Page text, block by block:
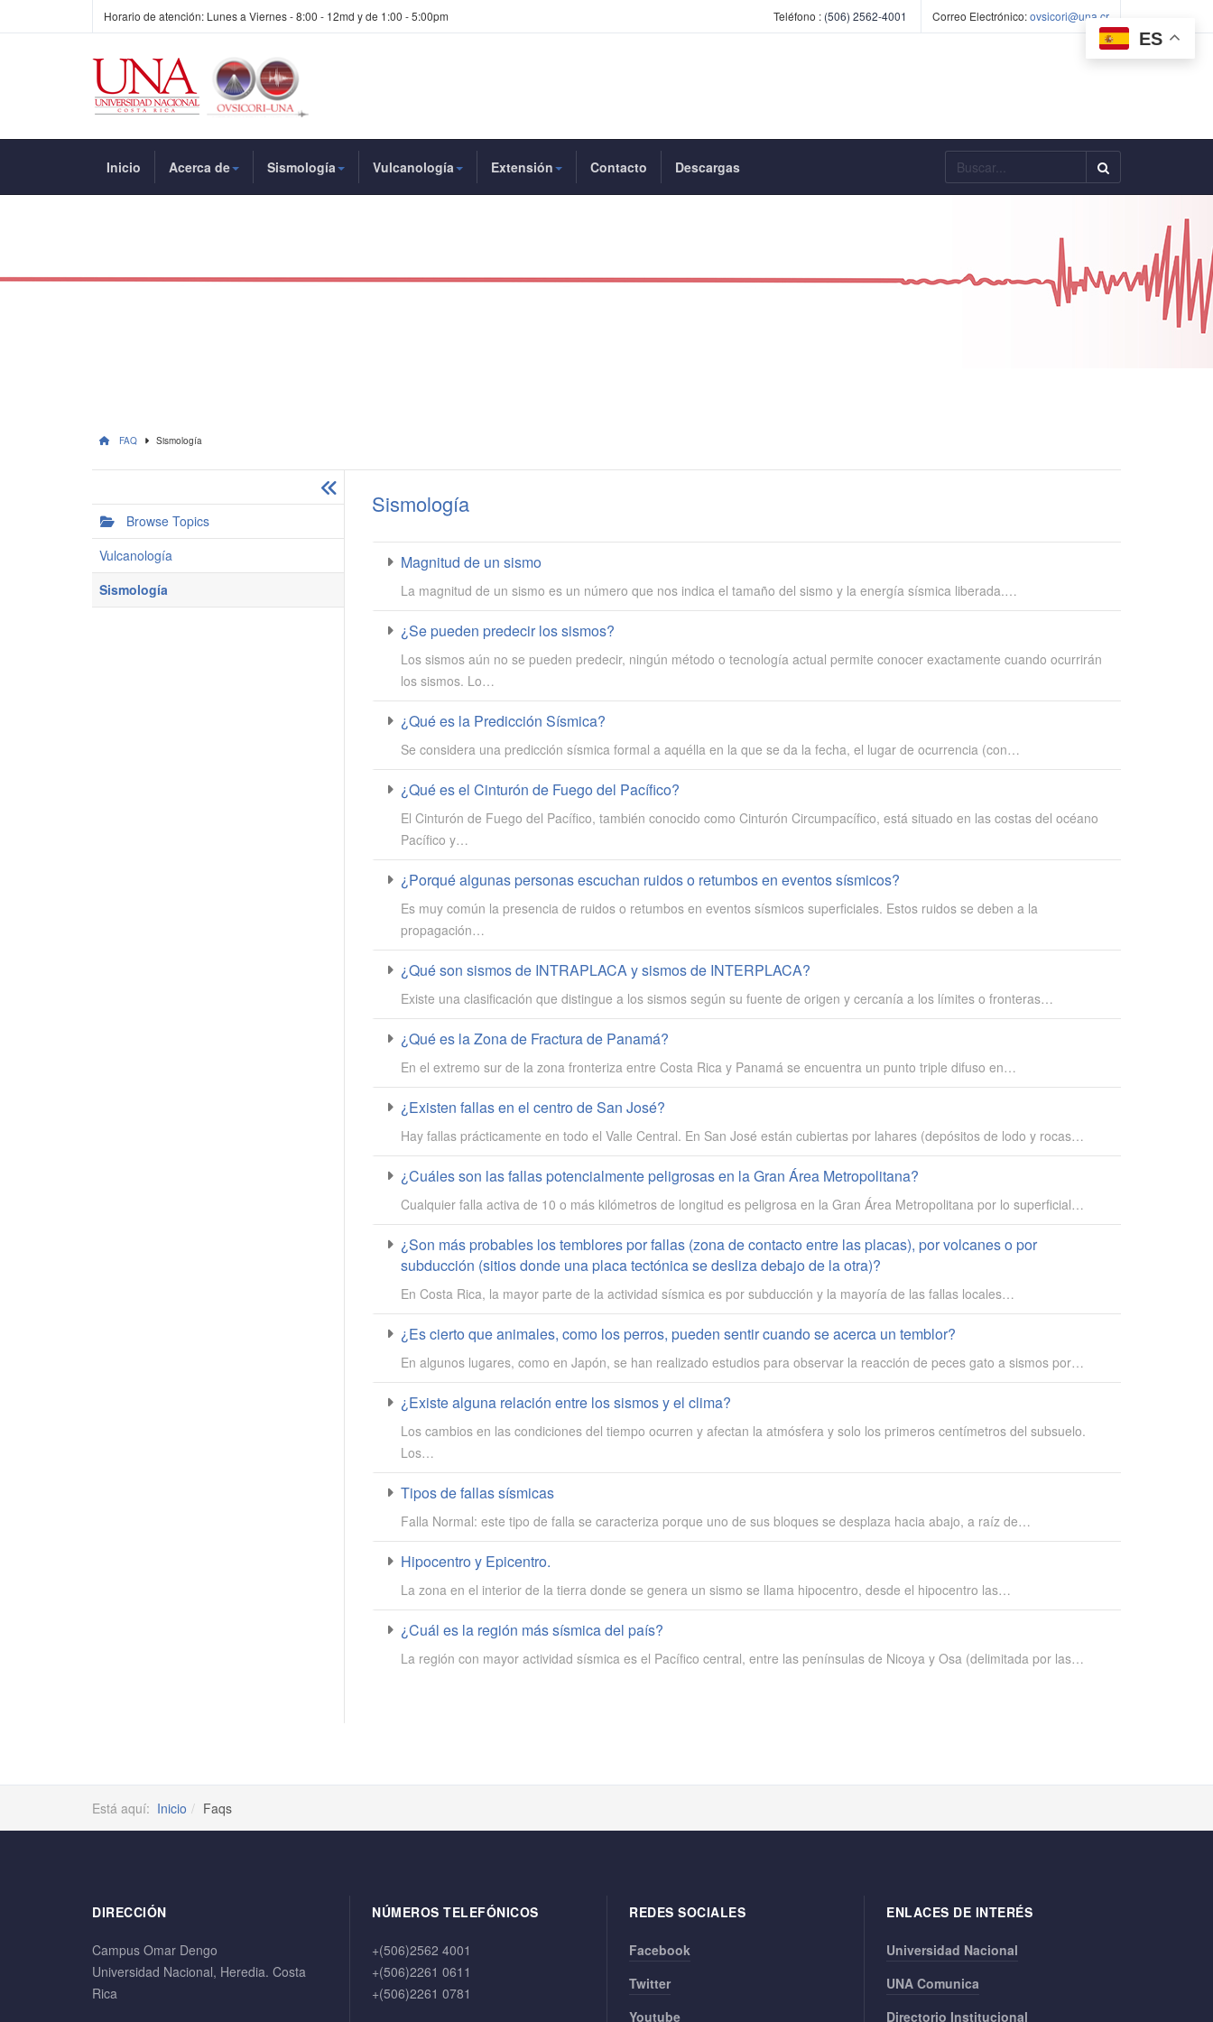
Horario de atención: Lunes a Viernes - 8:00 - 12md y de 1:00 - 5:00pm Teléfono : (506) 2562-4001 Correo Electrónico:ovsicori@una.cr
ES
Inicio Acerca de Sismología Vulcanología Extensión Contacto Descargas Buscar...
FAQ Sismología
Browse Topics
Vulcanología
Sismología
Sismología
Magnitud de un sismo
La magnitud de un sismo es un número que nos indica el tamaño del sismo y la energía sísmica liberada.…
¿Se pueden predecir los sismos?
Los sismos aún no se pueden predecir, ningún método o tecnología actual permite conocer exactamente cuando ocurrirán
los sismos. Lo…
¿Qué es la Predicción Sísmica?
Se considera una predicción sísmica formal a aquélla en la que se da la fecha, el lugar de ocurrencia (con…
¿Qué es el Cinturón de Fuego del Pacífico?
El Cinturón de Fuego del Pacífico, también conocido como Cinturón Circumpacífico, está situado en las costas del océano
Pacífico y…
¿Porqué algunas personas escuchan ruidos o retumbos en eventos sísmicos?
Es muy común la presencia de ruidos o retumbos en eventos sísmicos superficiales. Estos ruidos se deben a la
propagación…
¿Qué son sismos de INTRAPLACA y sismos de INTERPLACA?
Existe una clasificación que distingue a los sismos según su fuente de origen y cercanía a los límites o fronteras…
¿Qué es la Zona de Fractura de Panamá?
En el extremo sur de la zona fronteriza entre Costa Rica y Panamá se encuentra un punto triple difuso en…
¿Existen fallas en el centro de San José?
Hay fallas prácticamente en todo el Valle Central. En San José están cubiertas por lahares (depósitos de lodo y rocas…
¿Cuáles son las fallas potencialmente peligrosas en la Gran Área Metropolitana?
Cualquier falla activa de 10 o más kilómetros de longitud es peligrosa en la Gran Área Metropolitana por lo superficial…
¿Son más probables los temblores por fallas (zona de contacto entre las placas), por volcanes o por
subducción (sitios donde una placa tectónica se desliza debajo de la otra)?
En Costa Rica, la mayor parte de la actividad sísmica es por subducción y la mayoría de las fallas locales…
¿Es cierto que animales, como los perros, pueden sentir cuando se acerca un temblor?
En algunos lugares, como en Japón, se han realizado estudios para observar la reacción de peces gato a sismos por…
¿Existe alguna relación entre los sismos y el clima?
Los cambios en las condiciones del tiempo ocurren y afectan la atmósfera y solo los primeros centímetros del subsuelo.
Los…
Tipos de fallas sísmicas
Falla Normal: este tipo de falla se caracteriza porque uno de sus bloques se desplaza hacia abajo, a raíz de…
Hipocentro y Epicentro.
La zona en el interior de la tierra donde se genera un sismo se llama hipocentro, desde el hipocentro las…
¿Cuál es la región más sísmica del país?
La región con mayor actividad sísmica es el Pacífico central, entre las penínsulas de Nicoya y Osa (delimitada por las…
Está aquí: Inicio Faqs
DIRECCIÓN
Campus Omar Dengo
Universidad Nacional, Heredia. Costa
Rica
NÚMEROS TELEFÓNICOS
+(506)2562 4001
+(506)2261 0611
+(506)2261 0781
REDES SOCIALES
Facebook
Twitter
Youtube
ENLACES DE INTERÉS
Universidad Nacional
UNA Comunica
Directorio Institucional